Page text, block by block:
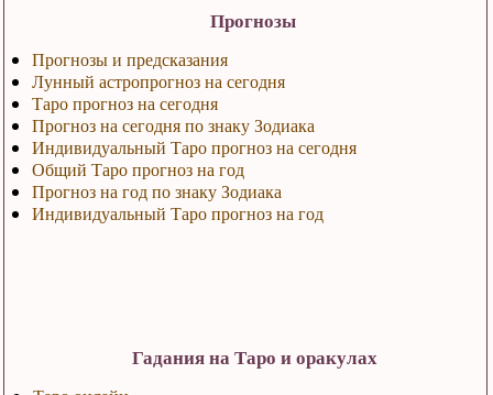
Прогнозы
Прогнозы и предсказания
Лунный астропрогноз на сегодня
Таро прогноз на сегодня
Прогноз на сегодня по знаку Зодиака
Индивидуальный Таро прогноз на сегодня
Общий Таро прогноз на год
Прогноз на год по знаку Зодиака
Индивидуальный Таро прогноз на год
Гадания на Таро и оракулах